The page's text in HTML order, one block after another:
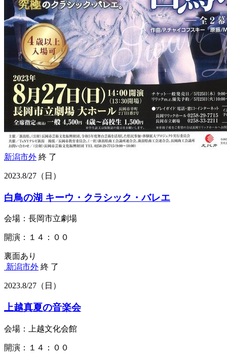
新潟市外 終 了
2023.8/27 （日）
白鳥の湖 キーウ・クラシック・バレエ
会場：長岡市立劇場
開演：１４：００
裏面あり
新潟市外 終 了
2023.8/27 （日）
上越真夏の音楽会
会場：上越文化会館
開演：１４：００